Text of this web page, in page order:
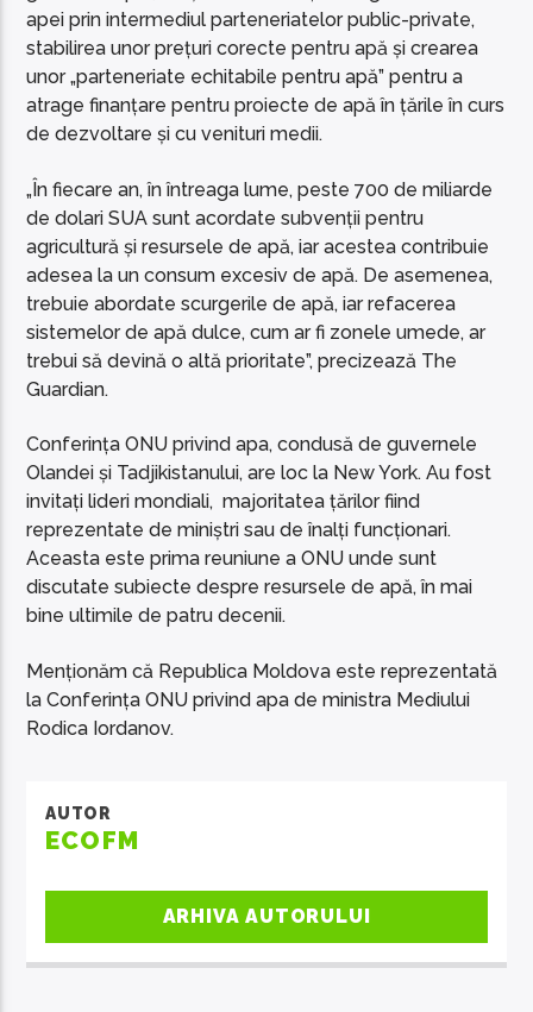
apei prin intermediul parteneriatelor public-private,
stabilirea unor prețuri corecte pentru apă și crearea
unor „parteneriate echitabile pentru apă” pentru a
atrage finanțare pentru proiecte de apă în țările în curs
de dezvoltare și cu venituri medii.
„În fiecare an, în întreaga lume, peste 700 de miliarde
de dolari SUA sunt acordate subvenții pentru
agricultură și resursele de apă, iar acestea contribuie
adesea la un consum excesiv de apă. De asemenea,
trebuie abordate scurgerile de apă, iar refacerea
sistemelor de apă dulce, cum ar fi zonele umede, ar
trebui să devină o altă prioritate”, precizează The
Guardian.
Conferința ONU privind apa, condusă de guvernele
Olandei și Tadjikistanului, are loc la New York. Au fost
invitați lideri mondiali, majoritatea țărilor fiind
reprezentate de miniștri sau de înalți funcționari.
Aceasta este prima reuniune a ONU unde sunt
discutate subiecte despre resursele de apă, în mai
bine ultimile de patru decenii.
Menționăm că Republica Moldova este reprezentată
la Conferința ONU privind apa de ministra Mediului
Rodica Iordanov.
AUTOR
ECOFM
ARHIVA AUTORULUI